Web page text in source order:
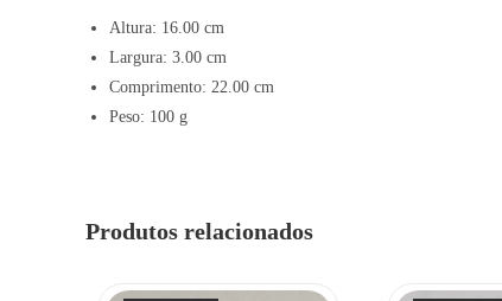
Altura: 16.00 cm
Largura: 3.00 cm
Comprimento: 22.00 cm
Peso: 100 g
Produtos relacionados